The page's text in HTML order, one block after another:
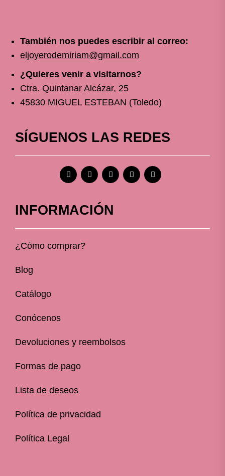
También nos puedes escribir al correo:
eljoyerodemiriam@gmail.com
¿Quieres venir a visitarnos?
Ctra. Quintanar Alcázar, 25
45830 MIGUEL ESTEBAN (Toledo)
SÍGUENOS LAS REDES
INFORMACIÓN
¿Cómo comprar?
Blog
Catálogo
Conócenos
Devoluciones y reembolsos
Formas de pago
Lista de deseos
Política de privacidad
Política Legal